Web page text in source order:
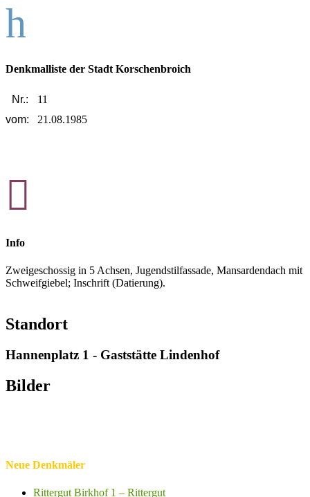
h
Denkmalliste der Stadt Korschenbroich
Nr.:
11
vom:
21.08.1985

Info
Zweigeschossig in 5 Achsen, Jugendstilfassade, Mansardendach mit
Schweifgiebel; Inschrift (Datierung).
Standort
Hannenplatz 1 - Gaststätte Lindenhof
Bilder
Neue Denkmäler
Rittergut Birkhof 1 – Rittergut